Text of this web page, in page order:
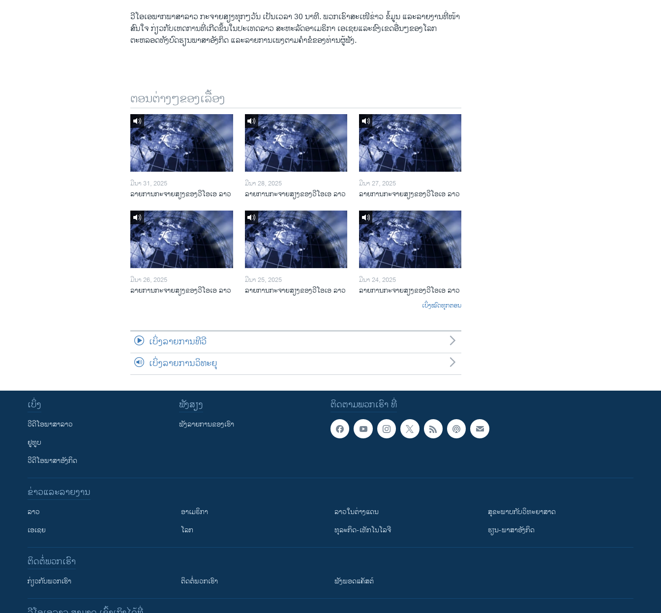
ວີ​ໂອ​ເອພາກ​ພາສາ​ລາວ​ ກະຈາຍສຽງ​ທຸກໆ​ວັນ ​ເປັນ​ເວລາ 30 ນາທີ. ພວກ​ເຮົາ​ສະ​ເໜີຂ່າວ ຂໍ້​ມູນ ​ແລະ​ລາຍ​ງານ​ທີ່​ໜ້າ​
ສົນ​ໃຈ ກ່ຽວກັບ​​ເຫດການ​​ທີ່​ເກີດ​ຂຶ້ນ​ໃນ​ປະ​ເທດ​ລາວ ສະຫະລັດ​ອ​າ​ເມ​ຣິ​ກາ ​ເອ​ເຊຍ​ແລະ​ຂົງເຂດ​ອື່ນໆ​ຂອງ​ໂລກ
ຕະຫລອດ​ທັງ​ບົດຮຽນ​ພາສາ​ອັງກິດ ​ແລະ​ລາຍການ​ເພງ​ຕາມ​ຄຳ​ຂໍ​ຂອງ​ທ່ານ​ຜູ້​ຟັງ.
ຕອນຕ່າງໆຂອງເລື້ອງ
ມີນາ 31, 2025
ລາຍການກະຈາຍສຽງຂອງວີໂອເອ ລາວ
ມີນາ 28, 2025
ລາຍການກະຈາຍສຽງຂອງວີໂອເອ ລາວ
ມີນາ 27, 2025
ລາຍການກະຈາຍສຽງຂອງວີໂອເອ ລາວ
ມີນາ 26, 2025
ລາຍການກະຈາຍສຽງຂອງວີໂອເອ ລາວ
ມີນາ 25, 2025
ລາຍການກະຈາຍສຽງຂອງວີໂອເອ ລາວ
ມີນາ 24, 2025
ລາຍການກະຈາຍສຽງຂອງວີໂອເອ ລາວ
ເບິ່ງໝົດທຸກຕອນ
ເບິ່ງລາຍການທີວີ
ເບິ່ງລາຍການວິທະຍຸ
ຕິດຕາມພວກເຮົາ ທີ່
ເບິ່ງ
ວີດີໂອພາສາລາວ
ຢູທູບ
ວີດີໂອພາສາອັງກິດ
ຟັງສຽງ
ຟັງລາຍການຂອງເຮົາ
ຂ່າວແລະລາຍງານ
ລາວ
ເອເຊຍ
ອາເມຣິກາ
ໂລກ
ລາວໃນຕ່າງແດນ
ທຸລະກິດ-ເທັກໂນໂລຈີ
ສຸຂະພາບກັບວິທະຍາສາດ
ຮຽນ-ພາສາອັງກິດ
ຕິດຕໍ່ພວກເຮົາ
ກ່ຽວກັບພວກເຮົາ ຕິດຕໍ່ພວກເຮົາ ຟັງພອດແຄັສຕ໌